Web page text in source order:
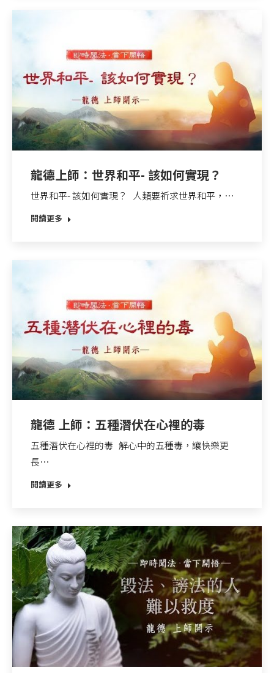
龍德上師：世界和平- 該如何實現？
世界和平- 該如何實現？ 人類要祈求世界和平，…
閱讀更多
龍德 上師：五種潛伏在心裡的毒
五種潛伏在心裡的毒 解心中的五種毒，讓快樂更
長…
閱讀更多